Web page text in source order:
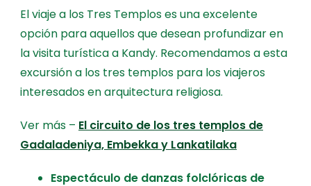
El viaje a los Tres Templos es una excelente
opción para aquellos que desean profundizar en
la visita turística a Kandy. Recomendamos a esta
excursión a los tres templos para los viajeros
interesados en arquitectura religiosa.
Ver más – El circuito de los tres templos de
Gadaladeniya, Embekka y Lankatilaka
Espectáculo de danzas folclóricas de